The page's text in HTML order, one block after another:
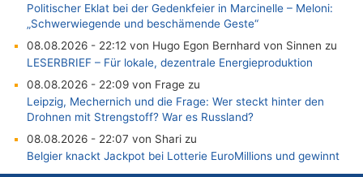
Politischer Eklat bei der Gedenkfeier in Marcinelle – Meloni:
„Schwerwiegende und beschämende Geste“
08.08.2026 - 22:12 von Hugo Egon Bernhard von Sinnen zu
LESERBRIEF – Für lokale, dezentrale Energieproduktion
08.08.2026 - 22:09 von Frage zu
Leipzig, Mechernich und die Frage: Wer steckt hinter den
Drohnen mit Strengstoff? War es Russland?
08.08.2026 - 22:07 von Shari zu
Belgier knackt Jackpot bei Lotterie EuroMillions und gewinnt
mehr als 111 Millionen €